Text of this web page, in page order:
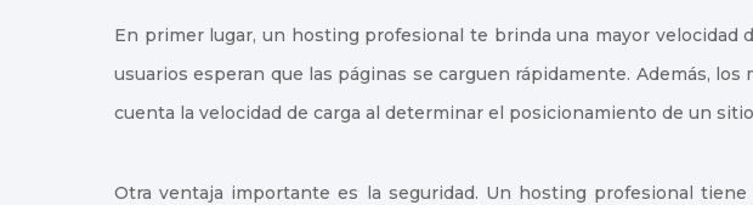
En primer lugar, un hosting profesional te brinda una mayor velocidad
usuarios esperan que las páginas se carguen rápidamente. Además,
cuenta la velocidad de carga al determinar el posicionamiento de un
Otra ventaja importante es la seguridad. Un hosting profesional tiene